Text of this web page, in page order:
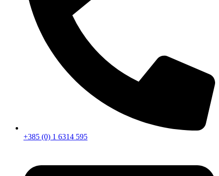
+385 (0) 1 6314 595